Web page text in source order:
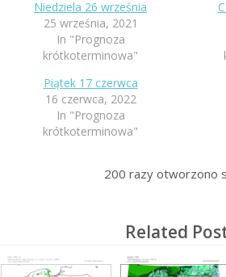
Niedziela 26 września
25 września, 2021
In "Prognoza
krótkoterminowa"
Piątek 17 czerwca
16 czerwca, 2022
In "Prognoza
krótkoterminowa"
200 razy otworzono
Related